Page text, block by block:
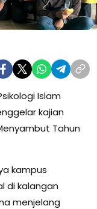
Islam
kajian
Tahun
kampus
di kalangan
menjelang